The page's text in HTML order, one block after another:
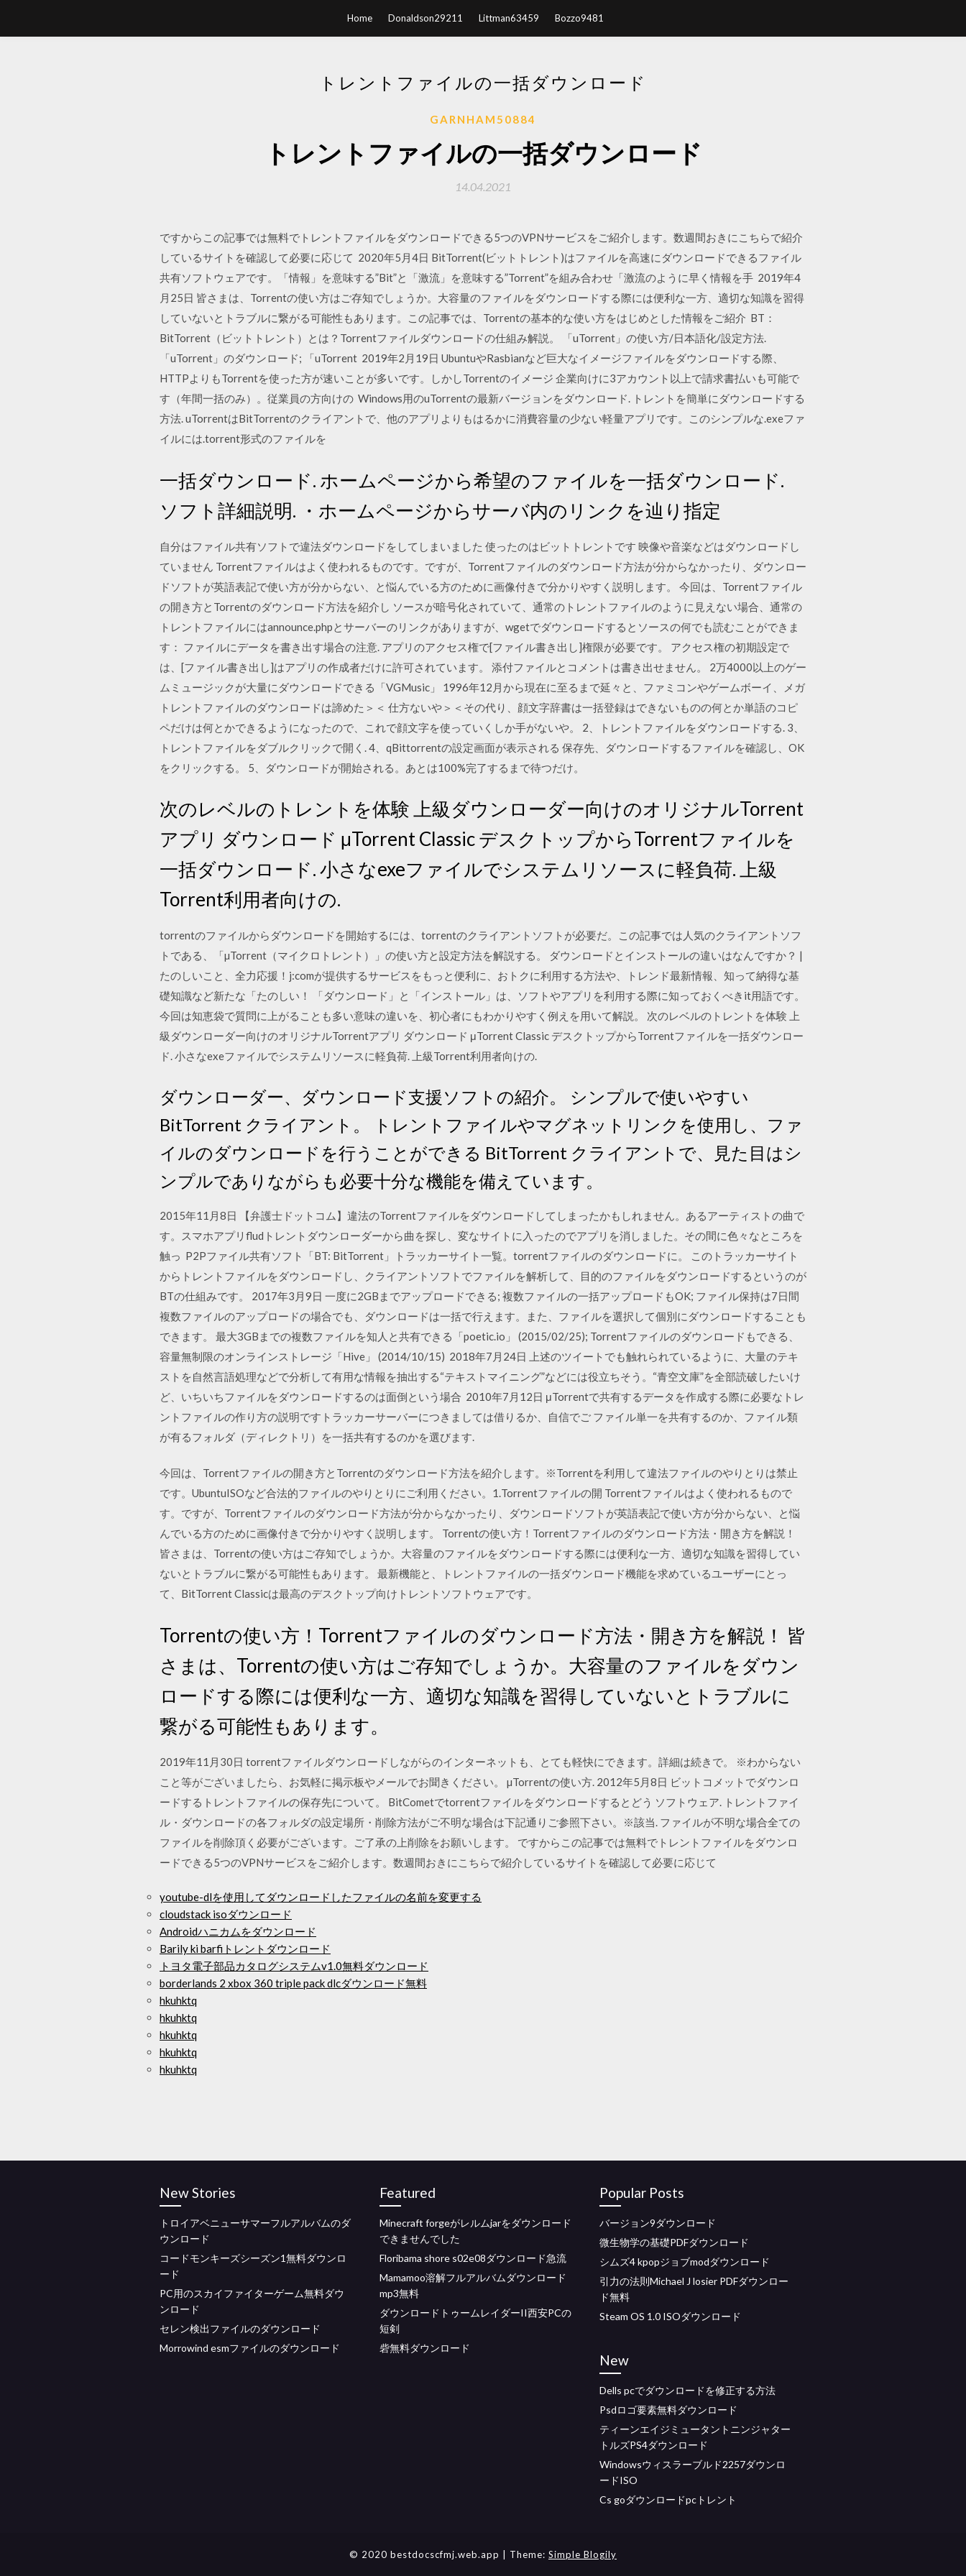
Home Donaldson29211 Littman63459 Bozzo9481
トレントファイルの一括ダウンロード
GARNHAM50884
トレントファイルの一括ダウンロード
14.04.2021
ですからこの記事では無料でトレントファイルをダウンロードできる5つのVPNサービスをご紹介します。数週間おきにこちらで紹介
しているサイトを確認して必要に応じて 2020年5月4日 BitTorrent(ビットトレント)はファイルを高速にダウンロードできるファイル
共有ソフトウェアです。「情報」を意味する”Bit”と「激流」を意味する”Torrent”を組み合わせ「激流のように早く情報を手 2019年4
月25日 皆さまは、Torrentの使い方はご存知でしょうか。大容量のファイルをダウンロードする際には便利な一方、適切な知識を習得
していないとトラブルに繋がる可能性もあります。この記事では、Torrentの基本的な使い方をはじめとした情報をご紹介 BT：
BitTorrent（ビットトレント）とは？Torrentファイルダウンロードの仕組み解説。 「uTorrent」の使い方/日本語化/設定方法.
「uTorrent」のダウンロード; 「uTorrent 2019年2月19日 UbuntuやRasbianなど巨大なイメージファイルをダウンロードする際、
HTTPよりもTorrentを使った方が速いことが多いです。しかしTorrentのイメージ 企業向けに3アカウント以上で請求書払いも可能で
す（年間一括のみ）。従業員の方向けの Windows用のuTorrentの最新バージョンをダウンロード. トレントを簡単にダウンロードする
方法. uTorrentはBitTorrentのクライアントで、他のアプリよりもはるかに消費容量の少ない軽量アプリです。このシンプルな.exeファ
イルには.torrent形式のファイルを
一括ダウンロード. ホームページから希望のファイルを一括ダウンロード.
ソフト詳細説明. ・ホームページからサーバ内のリンクを辿り指定
自分はファイル共有ソフトで違法ダウンロードをしてしまいました 使ったのはビットトレントです 映像や音楽などはダウンロードし
ていません Torrentファイルはよく使われるものです。ですが、Torrentファイルのダウンロード方法が分からなかったり、ダウンロー
ドソフトが英語表記で使い方が分からない、と悩んでいる方のために画像付きで分かりやすく説明します。 今回は、Torrentファイル
の開き方とTorrentのダウンロード方法を紹介し ソースが暗号化されていて、通常のトレントファイルのように見えない場合、通常の
トレントファイルにはannounce.phpとサーバーのリンクがありますが、wgetでダウンロードするとソースの何でも読むことができま
す： ファイルにデータを書き出す場合の注意. アプリのアクセス権で[ファイル書き出し]権限が必要です。 アクセス権の初期設定で
は、[ファイル書き出し]はアプリの作成者だけに許可されています。 添付ファイルとコメントは書き出せません。 2万4000以上のゲー
ムミュージックが大量にダウンロードできる「VGMusic」 1996年12月から現在に至るまで延々と、ファミコンやゲームボーイ、メガ
トレントファイルのダウンロードは諦めた＞＜ 仕方ないや＞＜その代り、顔文字辞書は一括登録はできないものの何とか単語のコピ
ペだけは何とかできるようになったので、これで顔文字を使っていくしか手がないや。 2、トレントファイルをダウンロードする. 3、
トレントファイルをダブルクリックで開く. 4、qBittorrentの設定画面が表示される 保存先、ダウンロードするファイルを確認し、OK
をクリックする。 5、ダウンロードが開始される。あとは100%完了するまで待つだけ。
次のレベルのトレントを体験 上級ダウンローダー向けのオリジナルTorrent
アプリ ダウンロード μTorrent Classic デスクトップからTorrentファイルを
一括ダウンロード. 小さなexeファイルでシステムリソースに軽負荷. 上級
Torrent利用者向けの.
torrentのファイルからダウンロードを開始するには、torrentのクライアントソフトが必要だ。この記事では人気のクライアントソフ
トである、「µTorrent（マイクロトレント）」の使い方と設定方法を解説する。 ダウンロードとインストールの違いはなんですか？ |
たのしいこと、全力応援！j:comが提供するサービスをもっと便利に、おトクに利用する方法や、トレンド最新情報、知って納得な基
礎知識など新たな「たのしい！ 「ダウンロード」と「インストール」は、ソフトやアプリを利用する際に知っておくべきit用語です。
今回は知恵袋で質問に上がることも多い意味の違いを、初心者にもわかりやすく例えを用いて解説。 次のレベルのトレントを体験 上
級ダウンローダー向けのオリジナルTorrentアプリ ダウンロード μTorrent Classic デスクトップからTorrentファイルを一括ダウンロー
ド. 小さなexeファイルでシステムリソースに軽負荷. 上級Torrent利用者向けの.
ダウンローダー、ダウンロード支援ソフトの紹介。 シンプルで使いやすい
BitTorrent クライアント。 トレントファイルやマグネットリンクを使用し、ファ
イルのダウンロードを行うことができる BitTorrent クライアントで、見た目はシ
ンプルでありながらも必要十分な機能を備えています。
2015年11月8日 【弁護士ドットコム】違法のTorrentファイルをダウンロードしてしまったかもしれません。あるアーティストの曲で
す。スマホアプリfludトレントダウンローダーから曲を探し、変なサイトに入ったのでアプリを消しました。その間に色々なところを
触っ P2Pファイル共有ソフト「BT: BitTorrent」トラッカーサイト一覧。torrentファイルのダウンロードに。 このトラッカーサイト
からトレントファイルをダウンロードし、クライアントソフトでファイルを解析して、目的のファイルをダウンロードするというのが
BTの仕組みです。 2017年3月9日 一度に2GBまでアップロードできる; 複数ファイルの一括アップロードもOK; ファイル保持は7日間
複数ファイルのアップロードの場合でも、ダウンロードは一括で行えます。また、ファイルを選択して個別にダウンロードすることも
できます。 最大3GBまでの複数ファイルを知人と共有できる「poetic.io」 (2015/02/25); Torrentファイルのダウンロードもできる、
容量無制限のオンラインストレージ「Hive」 (2014/10/15) 2018年7月24日 上述のツイートでも触れられているように、大量のテキ
ストを自然言語処理などで分析して有用な情報を抽出する“テキストマイニング”などには役立ちそう。“青空文庫”を全部読破したいけ
ど、いちいちファイルをダウンロードするのは面倒という場合 2010年7月12日 μTorrentで共有するデータを作成する際に必要なトレ
ントファイルの作り方の説明ですトラッカーサーバーにつきましては借りるか、自信でご ファイル単一を共有するのか、ファイル類
が有るフォルダ（ディレクトリ）を一括共有するのかを選びます.
今回は、Torrentファイルの開き方とTorrentのダウンロード方法を紹介します。※Torrentを利用して違法ファイルのやりとりは禁止
です。UbuntuISOなど合法的ファイルのやりとりにご利用ください。1.Torrentファイルの開 Torrentファイルはよく使われるもので
す。ですが、Torrentファイルのダウンロード方法が分からなかったり、ダウンロードソフトが英語表記で使い方が分からない、と悩
んでいる方のために画像付きで分かりやすく説明します。 Torrentの使い方！Torrentファイルのダウンロード方法・開き方を解説！
皆さまは、Torrentの使い方はご存知でしょうか。大容量のファイルをダウンロードする際には便利な一方、適切な知識を習得してい
ないとトラブルに繋がる可能性もあります。 最新機能と、トレントファイルの一括ダウンロード機能を求めているユーザーにとっ
て、BitTorrent Classicは最高のデスクトップ向けトレントソフトウェアです。
Torrentの使い方！Torrentファイルのダウンロード方法・開き方を解説！ 皆
さまは、Torrentの使い方はご存知でしょうか。大容量のファイルをダウン
ロードする際には便利な一方、適切な知識を習得していないとトラブルに
繋がる可能性もあります。
2019年11月30日 torrentファイルダウンロードしながらのインターネットも、とても軽快にできます。詳細は続きで。 ※わからない
こと等がございましたら、お気軽に掲示板やメールでお聞きください。 µTorrentの使い方. 2012年5月8日 ビットコメットでダウンロ
ードするトレントファイルの保存先について。 BitCometでtorrentファイルをダウンロードするとどう ソフトウェア. トレントファイ
ル・ダウンロードの各フォルダの設定場所・削除方法がご不明な場合は下記通りご参照下さい。※該当. ファイルが不明な場合全ての
ファイルを削除頂く必要がございます。ご了承の上削除をお願いします。 ですからこの記事では無料でトレントファイルをダウンロ
ードできる5つのVPNサービスをご紹介します。数週間おきにこちらで紹介しているサイトを確認して必要に応じて
youtube-dlを使用してダウンロードしたファイルの名前を変更する
cloudstack isoダウンロード
Androidハニカムをダウンロード
Barily ki barfiトレントダウンロード
トヨタ電子部品カタログシステムv1.0無料ダウンロード
borderlands 2 xbox 360 triple pack dlcダウンロード無料
hkuhktq
hkuhktq
hkuhktq
hkuhktq
hkuhktq
New Stories
トロイアベニューサマーフルアルバムのダ
ウンロード
コードモンキーズシーズン1無料ダウンロ
ード
PC用のスカイファイターゲーム無料ダウ
ンロード
セレン検出ファイルのダウンロード
Morrowind esmファイルのダウンロード
Featured
Minecraft forgeがレルムjarをダウンロード
できませんでした
Floribama shore s02e08ダウンロード急流
Mamamoo溶解フルアルバムダウンロード
mp3無料
ダウンロードトゥームレイダーII西安PCの
短剣
砦無料ダウンロード
Popular Posts
バージョン9ダウンロード
微生物学の基礎PDFダウンロード
シムズ4 kpopジョブmodダウンロード
引力の法則Michael J losier PDFダウンロー
ド無料
Steam OS 1.0 ISOダウンロード
New
Dells pcでダウンロードを修正する方法
Psdロゴ要素無料ダウンロード
ティーンエイジミュータントニンジャター
トルズPS4ダウンロード
Windowsウィスラーブルド2257ダウンロ
ードISO
Cs goダウンロードpcトレント
© 2020 bestdocscfmj.web.app | Theme: Simple Blogily